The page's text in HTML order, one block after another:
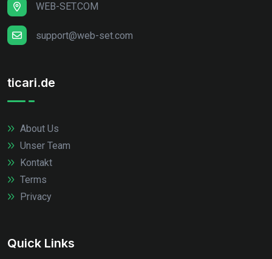
WEB-SET.COM
support@web-set.com
ticari.de
About Us
Unser Team
Kontakt
Terms
Privacy
Quick Links